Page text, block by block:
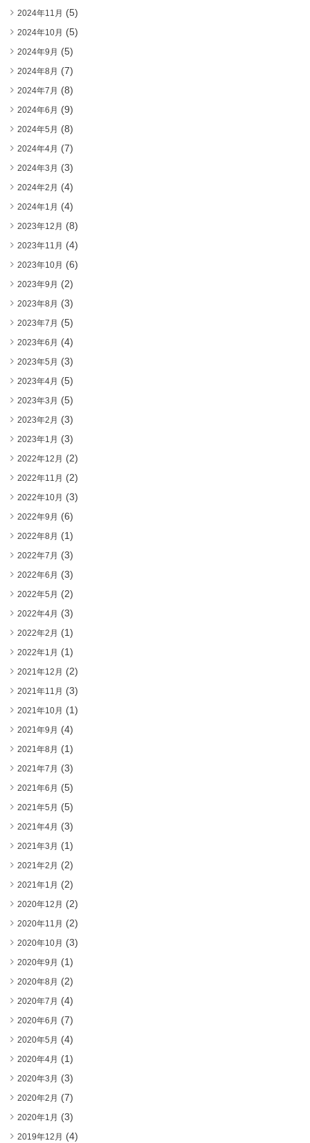
2024年11月 (5)
2024年10月 (5)
2024年9月 (5)
2024年8月 (7)
2024年7月 (8)
2024年6月 (9)
2024年5月 (8)
2024年4月 (7)
2024年3月 (3)
2024年2月 (4)
2024年1月 (4)
2023年12月 (8)
2023年11月 (4)
2023年10月 (6)
2023年9月 (2)
2023年8月 (3)
2023年7月 (5)
2023年6月 (4)
2023年5月 (3)
2023年4月 (5)
2023年3月 (5)
2023年2月 (3)
2023年1月 (3)
2022年12月 (2)
2022年11月 (2)
2022年10月 (3)
2022年9月 (6)
2022年8月 (1)
2022年7月 (3)
2022年6月 (3)
2022年5月 (2)
2022年4月 (3)
2022年2月 (1)
2022年1月 (1)
2021年12月 (2)
2021年11月 (3)
2021年10月 (1)
2021年9月 (4)
2021年8月 (1)
2021年7月 (3)
2021年6月 (5)
2021年5月 (5)
2021年4月 (3)
2021年3月 (1)
2021年2月 (2)
2021年1月 (2)
2020年12月 (2)
2020年11月 (2)
2020年10月 (3)
2020年9月 (1)
2020年8月 (2)
2020年7月 (4)
2020年6月 (7)
2020年5月 (4)
2020年4月 (1)
2020年3月 (3)
2020年2月 (7)
2020年1月 (3)
2019年12月 (4)